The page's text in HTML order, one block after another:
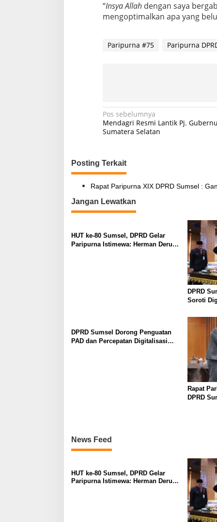
“Insya Allahdengan saya
mengoptimalkan apa yang
Paripurna #75 Paripurna
N
a
i
g
a
s
i
o
Pos sebelumnya
Mendagri Resmi Lantik Pj.
Sumatera Selatan
Posting Terkait
Rapat Paripurna XIX DPRD Sumsel :
Jangan Lewatkan
HUT ke-80 Sumsel, DPRD Gelar
Paripurna Istimewa: Herman Deru
DPRD
Soroti
DPRD Sumsel Dorong Penguatan
PAD dan Percepatan Digitalisasi
Rapat
DPRD
News Feed
HUT ke-80 Sumsel, DPRD Gelar
Paripurna Istimewa: Herman Deru